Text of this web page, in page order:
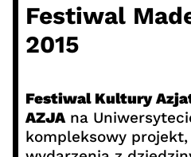
Festiwal
2015
Festiwal Kultury
AZJAna
kompleksowy